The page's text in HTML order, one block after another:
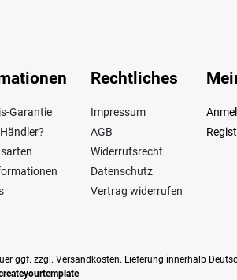
Garantie
Rechtliches
Impressum
AGB
Widerrufsrecht
Datenschutz
Vertrag widerrufen
ggf. zzgl. Versandkosten. Lieferung innerhalb